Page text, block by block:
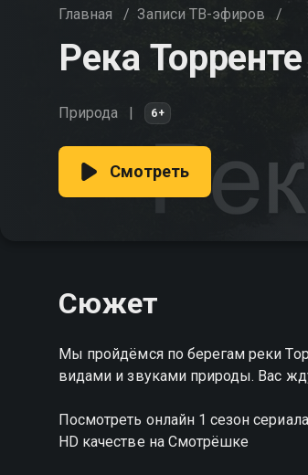
Главная / Записи ТВ-эфиров /
Река
Природа 6+
Смотреть
Сюжет
Мы пройдёмся по берегам реки
видами и звуками природы. Вас
Посмотреть онлайн 1 сезон
HD качестве на Смотрёшке